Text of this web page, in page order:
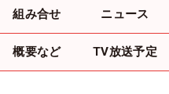
組み合せ ニュース
概要など TV放送予定